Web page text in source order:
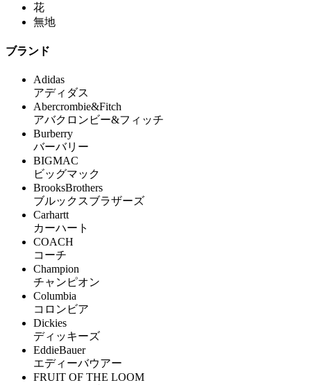
花
無地
ブランド
Adidas
アディダス
Abercrombie&Fitch
アバクロンビー&フィッチ
Burberry
バーバリー
BIGMAC
ビッグマック
BrooksBrothers
ブルックスブラザーズ
Carhartt
カーハート
COACH
コーチ
Champion
チャンピオン
Columbia
コロンビア
Dickies
ディッキーズ
EddieBauer
エディーバウアー
FRUIT OF THE LOOM